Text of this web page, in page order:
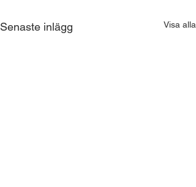
Senaste inlägg Visa alla